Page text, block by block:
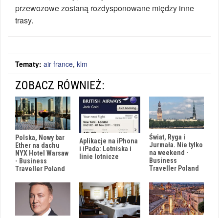
przewozowe zostaną rozdysponowane między inne
trasy.
Tematy: air france, klm
ZOBACZ RÓWNIEŻ:
Polska, Nowy bar
Ether na dachu
NYX Hotel Warsaw
- Business
Traveller Poland
Aplikacje na iPhona
i iPada: Lotniska i
linie lotnicze
Świat, Ryga i
Jurmała. Nie tylko
na weekend -
Business
Traveller Poland